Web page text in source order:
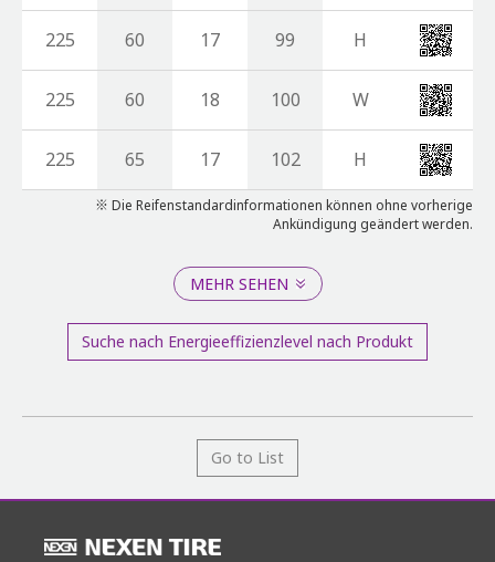
225 60 17 99 H
225 60 18 100 W
225 65 17 102 H
※ Die Reifenstandardinformationen können ohne vorherige
Ankündigung geändert werden.
MEHR SEHEN
Suche nach Energieeffizienzlevel nach Produkt
Go to List